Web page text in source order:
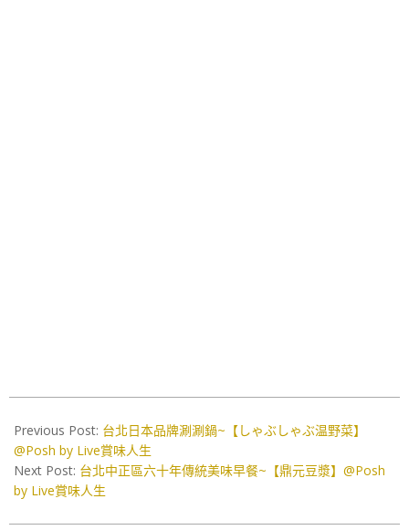
08-
26
Previous Post: 台北日本品牌涮涮鍋~【しゃぶしゃぶ温野菜】
@Posh by Live賞味人生
Next Post: 台北中正區六十年傳統美味早餐~【鼎元豆漿】@Posh
by Live賞味人生